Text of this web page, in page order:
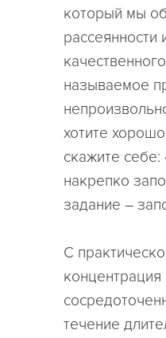
который мы
рассеянности
называемое
хотите
скажите себе:
накрепко
задание –
С
концентрация
течение